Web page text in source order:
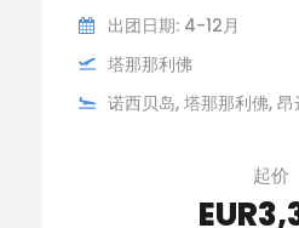
出团日期: 4-12月
塔那那利佛
诺西贝岛, 塔那那利佛, 昂
起价